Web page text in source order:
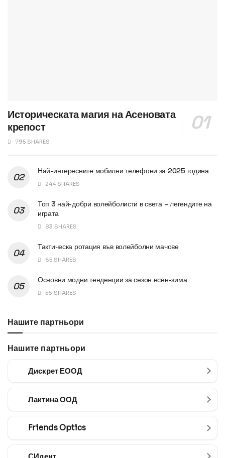
Историческата магия на Асеновата
крепост
795 SHARES
Най-интересните мобилни телефони за 2025 година
244 SHARES
Топ 3 най-добри волейболисти в света – легендите на
играта
83 SHARES
Тактическа ротация във волейболни мачове
65 SHARES
Основни модни тенденции за сезон есен-зима
56 SHARES
Нашите партньори
Нашите партньори
Дискрет ЕООД
Лактина ООД
Friends Optics